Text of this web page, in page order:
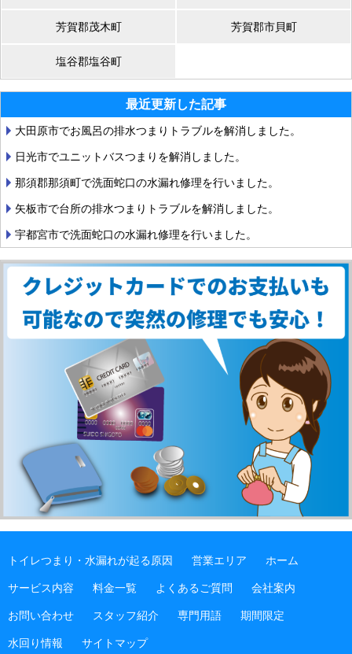
芳賀郡茂木町 芳賀郡市貝町
塩谷郡塩谷町
最近更新した記事
大田原市でお風呂の排水つまりトラブルを解消しました。
日光市でユニットバスつまりを解消しました。
那須郡那須町で洗面蛇口の水漏れ修理を行いました。
矢板市で台所の排水つまりトラブルを解消しました。
宇都宮市で洗面蛇口の水漏れ修理を行いました。
トイレつまり・水漏れが起る原因 営業エリア ホーム
サービス内容 料金一覧 よくあるご質問 会社案内
お問い合わせ スタッフ紹介 専門用語 期間限定
水回り情報 サイトマップ